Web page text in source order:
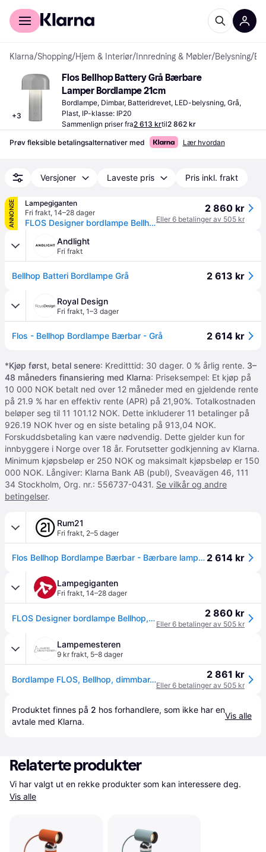
For kunder
Klarna/Shopping/Hjem & Interiør/ Innredning & Møbler/Belysning/
+3
Flos Bellhop Battery Grå Bærbare
Lamper Bordlampe 21cm
Bordlampe, Dimbar, Batteridrevet, LED-belysning, Grå,
Plast, IP-klasse: IP20
Sammenlign priser fra2 613 krtil2 862 kr
Prøv fleksible betalingsalternativer med Lær hvordan
Versjoner Laveste pris Pris inkl. frakt
ANNONSE
Lampegiganten
Fri frakt, 14–28 dager
FLOS Designer bordlampe Bellhop, dimbar, Aluminium / grå / sink, Stue / spisestue, Kunststoff, Design
2 860 kr
Eller 6 betalinger av 505 kr
Andlight
Fri frakt
Bellhop Batteri Bordlampe Grå 2 613 kr
Royal Design
Fri frakt, 1–3 dager
Flos - Bellhop Bordlampe Bærbar - Grå 2 614 kr
*Kjøp først, betal senere: Kreditttid: 30 dager. 0 % årlig rente. 3–
48 måneders finansiering med Klarna: Priseksempel: Et kjøp på
10 000 NOK betalt ned over 12 måneder med en gjeldende rente
på 21.9 % har en effektiv rente (APR) på 21,90%. Totalkostnaden
beløper seg til 11 101.12 NOK. Dette inkluderer 11 betalinger på
926.19 NOK hver og en siste betaling på 913,04 NOK.
Forskuddsbetaling kan være nødvendig. Dette gjelder kun for
innbyggere i Norge over 18 år. Forutsetter godkjenning av Klarna.
Minimum kjøpsbeløp er 250 NOK og maksimalt kjøpsbeløp er 150
000 NOK. Långiver: Klarna Bank AB (publ), Sveavägen 46, 111
34 Stockholm, Org. nr.: 556737-0431. Se vilkår og andre
betingelser.
Rum21
Fri frakt, 2–5 dager
Flos Bellhop Bordlampe Bærbar - Bærbare lamper Polykarbonat Grå - F1060020 2 614 kr
Lampegiganten
Fri frakt, 14–28 dager
FLOS Designer bordlampe Bellhop, dimbar, Aluminium / grå / sink, Stue / spisestue, Kunststoff, Design 2 860 kr
Eller 6 betalinger av 505 kr
Lampemesteren
9 kr frakt, 5–8 dager
Bordlampe FLOS, Bellhop, dimmbar, Grå, Stue, Plast, Design 2 861 kr
Eller 6 betalinger av 505 kr
Produktet finnes på 2 hos forhandlere, som ikke har en
avtale med Klarna.
Vis alle
Relaterte produkter
Vis alle